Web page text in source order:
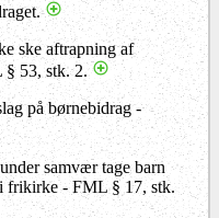
ske aftrapning af
§ 53, stk. 2.
på børnebidrag -
samvær tage barn
frikirke - FML § 17, stk.